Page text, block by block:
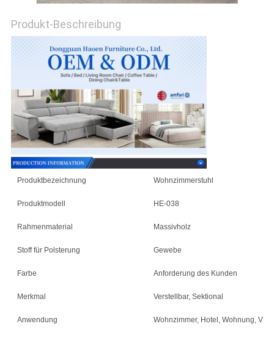
Produkt-Beschreibung
Produktbezeichnung Wohnzimmerstuhl
Produktmodell HE-038
Rahmenmaterial Massivholz
Stoff für Polsterung Gewebe
Farbe Anforderung des Kunden
Merkmal Verstellbar, Sektional
Anwendung Wohnzimmer, Hotel, Wohnung,